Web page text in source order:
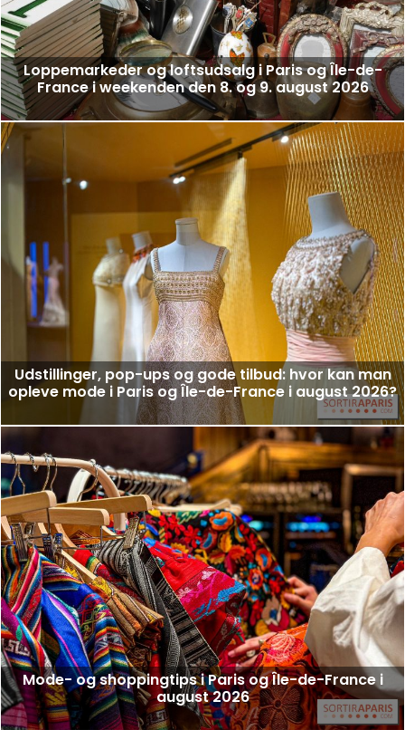
Loppemarkeder og loftsudsalg i Paris og Île-de-
France i weekenden den 8. og 9. august 2026
Udstillinger, pop-ups og gode tilbud: hvor kan man
opleve mode i Paris og Île-de-France i august 2026?
Mode- og shoppingtips i Paris og Île-de-France i
august 2026